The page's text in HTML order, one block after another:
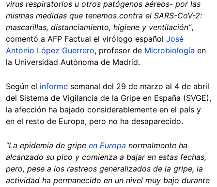
virus respiratorios u otros patógenos aéreos- por las
mismas medidas que tenemos contra el SARS-CoV-2:
mascarillas, distanciamiento, higiene y ventilación”,
comentó a AFP Factual el virólogo español José
Antonio López Guerrero, profesor de Microbiología en
la Universidad Autónoma de Madrid.
Según el informe semanal del 29 de marzo al 4 de abril
del Sistema de Vigilancia de la Gripe en España (SVGE),
la afección ha bajado considerablemente en el país y
en el resto de Europa, pero no ha desaparecido.
“La epidemia de gripe en Europa normalmente ha
alcanzado su pico y comienza a bajar en estas fechas,
pero, pese a los rastreos generalizados de la gripe, la
actividad ha permanecido en un nivel muy bajo durante